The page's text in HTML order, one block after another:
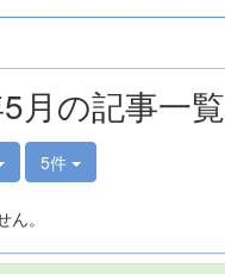
月の記事一覧
5件
。